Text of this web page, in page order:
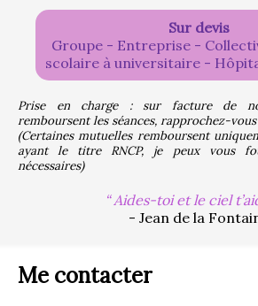
Sur devis
Groupe - Entreprise -
scolaire à universitaire -
Prise en charge : sur facture de
remboursent les séances, rapprochez-
(Certaines mutuelles remboursent
ayant le titre RNCP, je peux vous
nécessaires)
Aides-toi et le ciel
- Jean de la
Me contacter